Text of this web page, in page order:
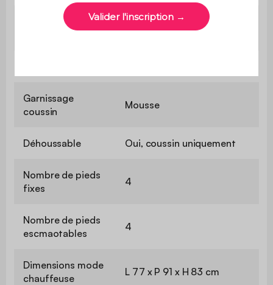
Garnissage assise
Mousse (50kg/m3 +
12kg/m3 + 28kg/m3)
Garnissage
coussin
Mousse
Déhoussable Oui, coussin uniquement
Nombre de pieds
fixes
4
Nombre de pieds
escmaotables
4
Dimensions mode
chauffeuse
L 77 x P 91 x H 83 cm